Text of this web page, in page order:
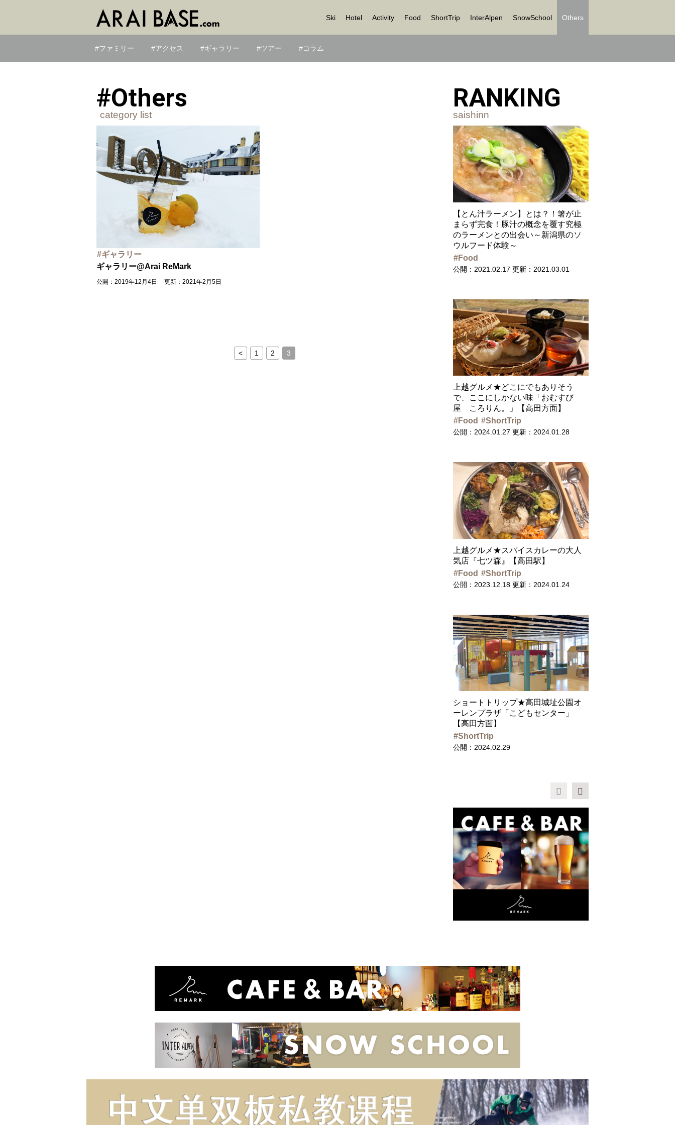
Ski Hotel Activity Food ShortTrip InterAlpen SnowSchool Others
ファミリー アクセス ギャラリー ツアー コラム
#Others
category list
ギャラリー
ギャラリー@Arai ReMark
公開：2019年12月4日 更新：2021年2月5日
< 1 2 3
RANKING
saishinn
【とん汁ラーメン】とは？！箸が止
まらず完食！豚汁の概念を覆す究極
のラーメンとの出会い～新潟県のソ
ウルフード体験～
Food
公開：2021.02.17 更新：2021.03.01
上越グルメ★どこにでもありそう
で、ここにしかない味「おむすび
屋 ころりん。」【高田方面】
Food
ShortTrip
公開：2024.01.27 更新：2024.01.28
上越グルメ★スパイスカレーの大人
気店『七ツ森』【高田駅】
Food
ShortTrip
公開：2023.12.18 更新：2024.01.24
ショートトリップ★高田城址公園オ
ーレンプラザ「こどもセンター」
【高田方面】
ShortTrip
公開：2024.02.29